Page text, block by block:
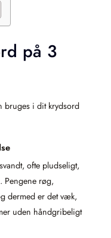
på 3
bruges i dit krydsord
ofte pludseligt,
Pengene røg,
dermed er det væk,
uden håndgribeligt